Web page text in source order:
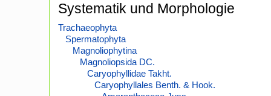
Systematik und Morphologie
Trachaeophyta
Spermatophyta
Magnoliophytina
Magnoliopsida DC.
Caryophyllidae Takht.
Caryophyllales Benth. & Hook.